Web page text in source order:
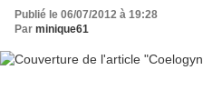
Publié le 06/07/2012 à 19:28
Par minique61